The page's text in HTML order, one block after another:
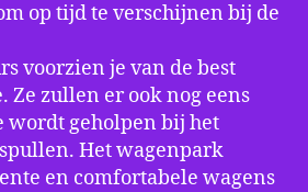
op tijd te verschijnen bij de
voorzien je van de best
Ze zullen er ook nog eens
wordt geholpen bij het
Het wagenpark
en comfortabele wagens